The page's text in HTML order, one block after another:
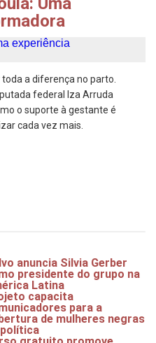
a diferença no parto.
federal Iza Arruda
o suporte à gestante é
cada vez mais.